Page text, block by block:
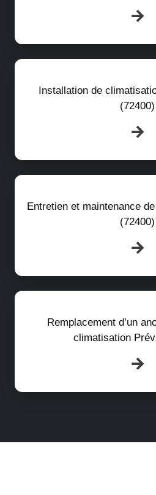
Installation de
(72400)
Entretien et maintenance
(72400)
Remplacement d’un
climatisation